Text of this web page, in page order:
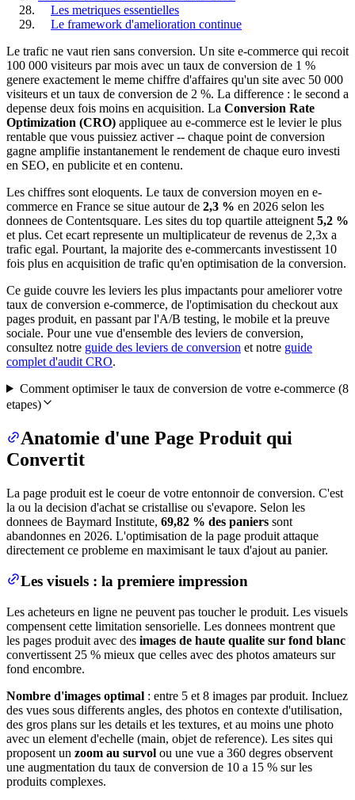
Les metriques essentielles
Le framework d'amelioration continue
Le trafic ne vaut rien sans conversion. Un site e-commerce qui recoit
100 000 visiteurs par mois avec un taux de conversion de 1 %
genere exactement le meme chiffre d'affaires qu'un site avec 50 000
visiteurs et un taux de conversion de 2 %. La difference : le second a
depense deux fois moins en acquisition. La Conversion Rate
Optimization (CRO) appliquee au e-commerce est le levier le plus
rentable que vous puissiez activer -- chaque point de conversion
gagne amplifie instantanement le rendement de chaque euro investi
en SEO, en publicite et en contenu.
Les chiffres sont eloquents. Le taux de conversion moyen en e-
commerce en France se situe autour de 2,3 % en 2026 selon les
donnees de Contentsquare. Les sites du top quartile atteignent 5,2 %
et plus. Cet ecart represente un multiplicateur de revenus de 2,3x a
trafic egal. Pourtant, la majorite des e-commercants investissent 10
fois plus en acquisition de trafic qu'en optimisation de la conversion.
Ce guide couvre les leviers les plus impactants pour ameliorer votre
taux de conversion e-commerce, de l'optimisation du checkout aux
pages produit, en passant par l'A/B testing, le mobile et la preuve
sociale. Pour une vue d'ensemble des leviers de conversion,
consultez notre guide des leviers de conversion et notre guide
complet d'audit CRO.
Comment optimiser le taux de conversion de votre e-commerce(8
etapes)
Anatomie d'une Page Produit qui
Convertit
La page produit est le coeur de votre entonnoir de conversion. C'est
la ou la decision d'achat se cristallise ou s'evapore. Selon les
donnees de Baymard Institute, 69,82 % des paniers sont
abandonnes en 2026. L'optimisation de la page produit attaque
directement ce probleme en maximisant le taux d'ajout au panier.
Les visuels : la premiere impression
Les acheteurs en ligne ne peuvent pas toucher le produit. Les visuels
compensent cette limitation sensorielle. Les donnees montrent que
les pages produit avec des images de haute qualite sur fond blanc
convertissent 25 % mieux que celles avec des photos amateurs sur
fond encombre.
Nombre d'images optimal : entre 5 et 8 images par produit. Incluez
des vues sous differents angles, des photos en contexte d'utilisation,
des gros plans sur les details et les textures, et au moins une photo
avec un element d'echelle (main, objet de reference). Les sites qui
proposent un zoom au survol ou une vue a 360 degres observent
une augmentation du taux de conversion de 10 a 15 % sur les
produits complexes.